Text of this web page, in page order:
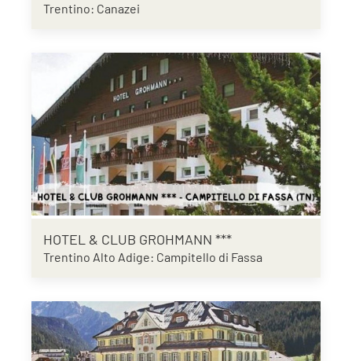
Trentino: Canazei
HOTEL & CLUB GROHMANN ***
Trentino Alto Adige: Campitello di Fassa